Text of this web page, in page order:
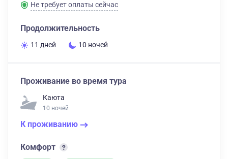
Не требует оплаты сейчас
Продолжительность
11 дней 10 ночей
Проживание во время тура
Каюта
10 ночей
К проживанию
Комфорт